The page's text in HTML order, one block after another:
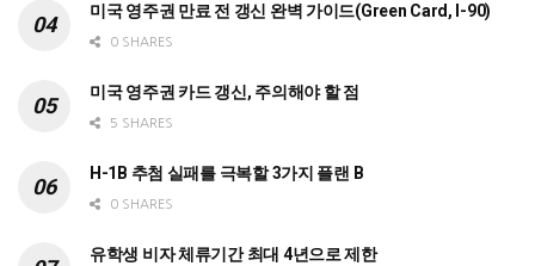
미국 영주권 만료 전 갱신 완벽 가이드(Green Card, I-90)
0 SHARES
미국 영주권 카드 갱신, 주의해야 할 점
5 SHARES
H-1B 추첨 실패를 극복할 3가지 플랜 B
0 SHARES
유학생 비자 체류기간 최대 4년으로 제한